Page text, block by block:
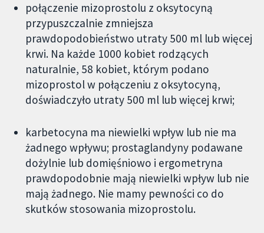
połączenie mizoprostolu z oksytocyną
przypuszczalnie zmniejsza
prawdopodobieństwo utraty 500 ml lub więcej
krwi. Na każde 1000 kobiet rodzących
naturalnie, 58 kobiet, którym podano
mizoprostol w połączeniu z oksytocyną,
doświadczyło utraty 500 ml lub więcej krwi;
karbetocyna ma niewielki wpływ lub nie ma
żadnego wpływu; prostaglandyny podawane
dożylnie lub domięśniowo i ergometryna
prawdopodobnie mają niewielki wpływ lub nie
mają żadnego. Nie mamy pewności co do
skutków stosowania mizoprostolu.